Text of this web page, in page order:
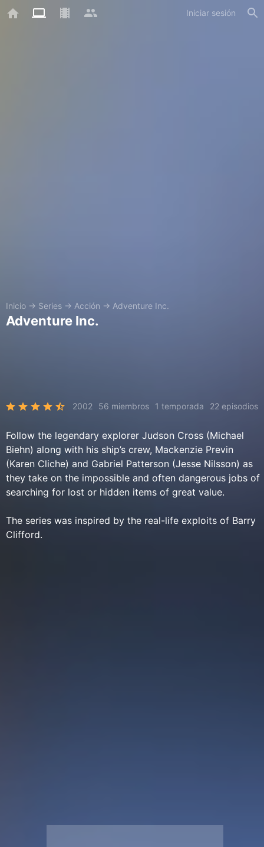
Iniciar sesión
Inicio → Series → Acción → Adventure Inc.
Adventure Inc.
2002 56 miembros 1 temporada 22 episodios
Follow the legendary explorer Judson Cross (Michael
Biehn) along with his ship’s crew, Mackenzie Previn
(Karen Cliche) and Gabriel Patterson (Jesse Nilsson) as
they take on the impossible and often dangerous jobs of
searching for lost or hidden items of great value.
The series was inspired by the real-life exploits of Barry
Clifford.